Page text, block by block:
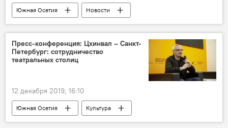
Южная Осетия
Новости
Репортажи
Пресс-конференция: Цхинвал – Санкт-
Петербург: сотрудничество
театральных столиц
12 декабря 2019, 16:10
Южная Осетия
Культура
Пресс-центр